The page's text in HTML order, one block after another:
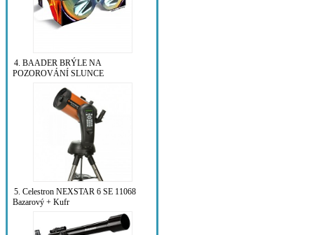
4. BAADER BRÝLE NA
POZOROVÁNÍ SLUNCE
5. Celestron NEXSTAR 6 SE 11068
Bazarový + Kufr